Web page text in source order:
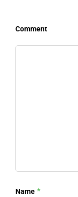
Comment
Name *